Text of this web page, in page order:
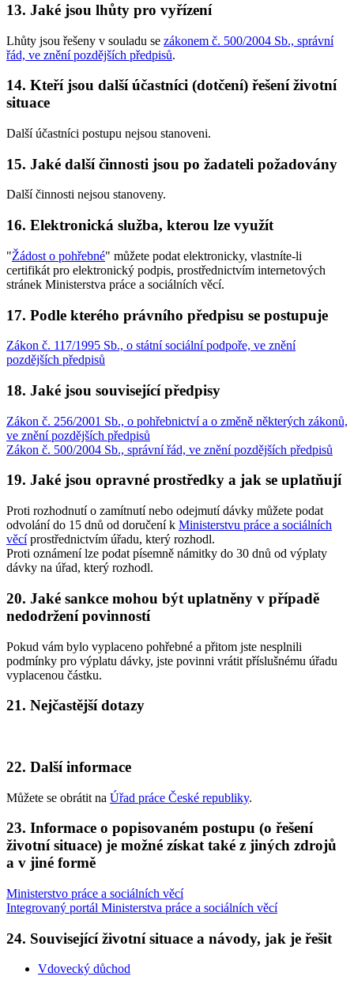
13. Jaké jsou lhůty pro vyřízení
Lhůty jsou řešeny v souladu se zákonem č. 500/2004 Sb., správní
řád, ve znění pozdějších předpisů.
14. Kteří jsou další účastníci (dotčení) řešení životní
situace
Další účastníci postupu nejsou stanoveni.
15. Jaké další činnosti jsou po žadateli požadovány
Další činnosti nejsou stanoveny.
16. Elektronická služba, kterou lze využít
"Žádost o pohřebné" můžete podat elektronicky, vlastníte-li
certifikát pro elektronický podpis, prostřednictvím internetových
stránek Ministerstva práce a sociálních věcí.
17. Podle kterého právního předpisu se postupuje
Zákon č. 117/1995 Sb., o státní sociální podpoře, ve znění
pozdějších předpisů
18. Jaké jsou související předpisy
Zákon č. 256/2001 Sb., o pohřebnictví a o změně některých zákonů,
ve znění pozdějších předpisů
Zákon č. 500/2004 Sb., správní řád, ve znění pozdějších předpisů
19. Jaké jsou opravné prostředky a jak se uplatňují
Proti rozhodnutí o zamítnutí nebo odejmutí dávky můžete podat
odvolání do 15 dnů od doručení k Ministerstvu práce a sociálních
věcíprostřednictvím úřadu, který rozhodl.
Proti oznámení lze podat písemně námitky do 30 dnů od výplaty
dávky na úřad, který rozhodl.
20. Jaké sankce mohou být uplatněny v případě
nedodržení povinností
Pokud vám bylo vyplaceno pohřebné a přitom jste nesplnili
podmínky pro výplatu dávky, jste povinni vrátit příslušnému úřadu
vyplacenou částku.
21. Nejčastější dotazy
22. Další informace
Můžete se obrátit na Úřad práce České republiky.
23. Informace o popisovaném postupu (o řešení
životní situace) je možné získat také z jiných zdrojů
a v jiné formě
Ministerstvo práce a sociálních věcí
Integrovaný portál Ministerstva práce a sociálních věcí
24. Související životní situace a návody, jak je řešit
Vdovecký důchod